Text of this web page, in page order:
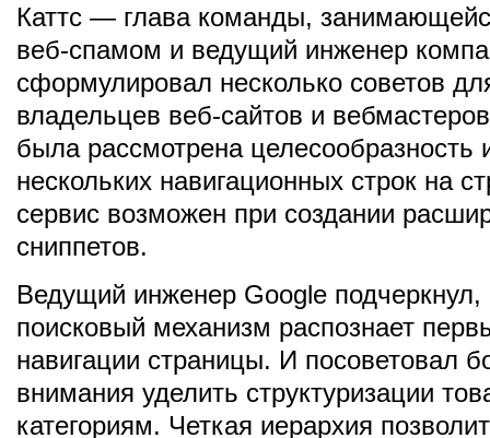
Каттс — глава команды,
веб-спамом и ведущий инженер
сформулировал несколько советов
владельцев веб-сайтов и
была рассмотрена целесообразность
нескольких навигационных строк на
сервис возможен при создании
сниппетов.
Ведущий инженер Google
поисковый механизм распознает
навигации страницы. И посоветовал
внимания уделить структуризации
категориям. Четкая иерархия